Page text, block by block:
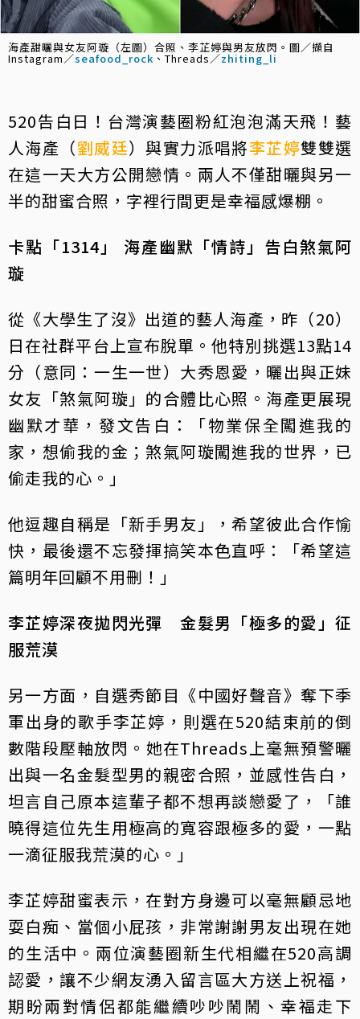
海產甜曬與女友阿璇（左圖）合照、李芷婷與男友放閃。圖／擷自
Instagram／seafood_rock 、Threads／zhiting_li
520告白日！台灣演藝圈粉紅泡泡滿天飛！藝
人海產（劉威廷）與實力派唱將李芷婷雙雙選
在這一天大方公開戀情。兩人不僅甜曬與另一
半的甜蜜合照，字裡行間更是幸福感爆棚。
卡點「1314」 海產幽默「情詩」告白煞氣阿
璇
從《大學生了沒》出道的藝人海產，昨（20）
日在社群平台上宣布脫單。他特別挑選13點14
分（意同：一生一世）大秀恩愛，曬出與正妹
女友「煞氣阿璇」的合體比心照。海產更展現
幽默才華，發文告白：「物業保全闖進我的
家，想偷我的金；煞氣阿璇闖進我的世界，已
偷走我的心。」
他逗趣自稱是「新手男友」，希望彼此合作愉
快，最後還不忘發揮搞笑本色直呼：「希望這
篇明年回顧不用刪！」
李芷婷深夜拋閃光彈 金髮男「極多的愛」征
服荒漠
另一方面，自選秀節目《中國好聲音》奪下季
軍出身的歌手李芷婷，則選在520結束前的倒
數階段壓軸放閃。她在Threads上毫無預警曬
出與一名金髮型男的親密合照，並感性告白，
坦言自己原本這輩子都不想再談戀愛了，「誰
曉得這位先生用極高的寬容跟極多的愛，一點
一滴征服我荒漠的心。」
李芷婷甜蜜表示，在對方身邊可以毫無顧忌地
耍白痴、當個小屁孩，非常謝謝男友出現在她
的生活中。兩位演藝圈新生代相繼在520高調
認愛，讓不少網友湧入留言區大方送上祝福，
期盼兩對情侶都能繼續吵吵鬧鬧、幸福走下